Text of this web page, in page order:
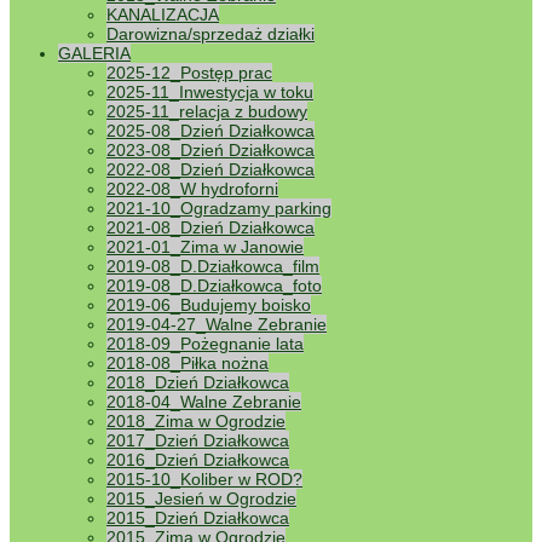
KANALIZACJA
Darowizna/sprzedaż działki
GALERIA
2025-12_Postęp prac
2025-11_Inwestycja w toku
2025-11_relacja z budowy
2025-08_Dzień Działkowca
2023-08_Dzień Działkowca
2022-08_Dzień Działkowca
2022-08_W hydroforni
2021-10_Ogradzamy parking
2021-08_Dzień Działkowca
2021-01_Zima w Janowie
2019-08_D.Działkowca_film
2019-08_D.Działkowca_foto
2019-06_Budujemy boisko
2019-04-27_Walne Zebranie
2018-09_Pożegnanie lata
2018-08_Piłka nożna
2018_Dzień Działkowca
2018-04_Walne Zebranie
2018_Zima w Ogrodzie
2017_Dzień Działkowca
2016_Dzień Działkowca
2015-10_Koliber w ROD?
2015_Jesień w Ogrodzie
2015_Dzień Działkowca
2015_Zima w Ogrodzie